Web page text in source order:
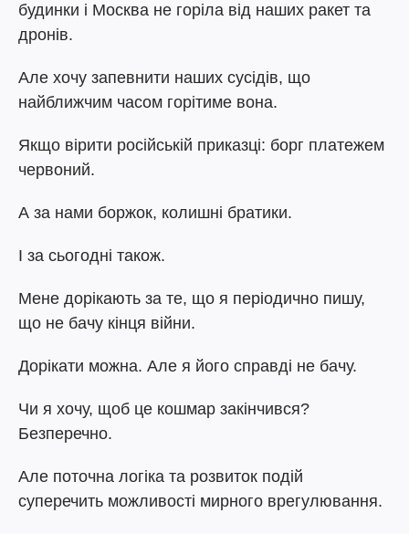
будинки і Москва не горіла від наших ракет та
дронів.
Але хочу запевнити наших сусідів, що
найближчим часом горітиме вона.
Якщо вірити російській приказці: борг платежем
червоний.
А за нами боржок, колишні братики.
І за сьогодні також.
Мене дорікають за те, що я періодично пишу,
що не бачу кінця війни.
Дорікати можна. Але я його справді не бачу.
Чи я хочу, щоб це кошмар закінчився?
Безперечно.
Але поточна логіка та розвиток подій
суперечить можливості мирного врегулювання.